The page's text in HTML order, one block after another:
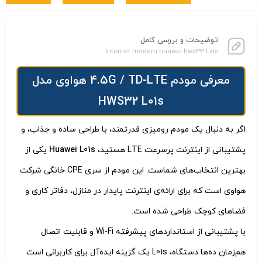
توضیحات و بررسی کامل
Internet modem huawei hws33 L01s
معرفی مودم 4.5G / TD-LTE هواوی مدل
HWS32 L01s
اگر به دنبال یک مودم رومیزی قدرتمند، با طراحی ساده و جذاب، و
پشتیبانی از اینترنت پرسرعت LTE هستید،
Huawei L01s یکی از
بهترین انتخاب‌های شماست. این مودم از سری CPE خانگی شرکت
هواوی است که برای ارائه‌ی اینترنت پایدار در منازل، دفاتر کاری و
فضاهای کوچک طراحی شده است.
با پشتیبانی از استانداردهای پیشرفته Wi-Fi و قابلیت اتصال
هم‌زمان ده‌ها دستگاه، L01s یک گزینه ایده‌آل برای کاربرانی است